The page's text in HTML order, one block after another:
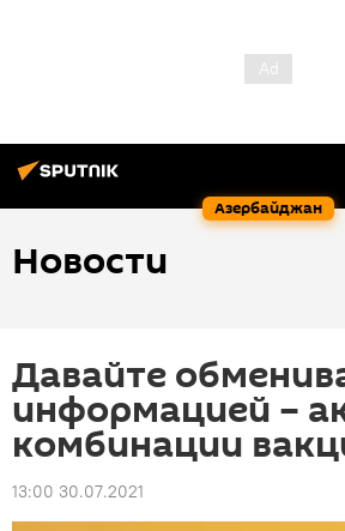
Азербайджан
Новости
Давайте
информацией –
комбинации
13:00 30.07.2021